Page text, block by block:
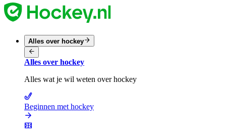
Alles over hockey
Alles over hockey
Alles wat je wil weten over hockey
Beginnen met hockey